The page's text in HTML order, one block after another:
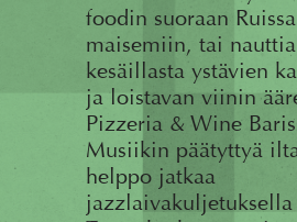
foodin suoraan
maisemiin, tai
kesäillasta ystävien
ja loistavan viinin
Pizzeria & Wine
Musiikin päätyttyä
helppo jatkaa